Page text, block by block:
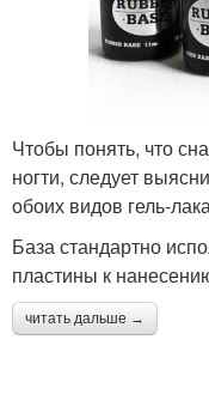
Чтобы понять, что
ногти, следует
обоих видов гель-
База стандартно
пластины к
читать дальше →